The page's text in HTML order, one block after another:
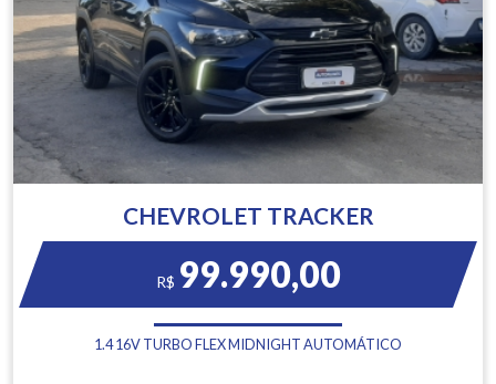
CHEVROLET TRACKER
R$ 99.990,00
1.4 16V TURBO FLEX MIDNIGHT AUTOMÁTICO